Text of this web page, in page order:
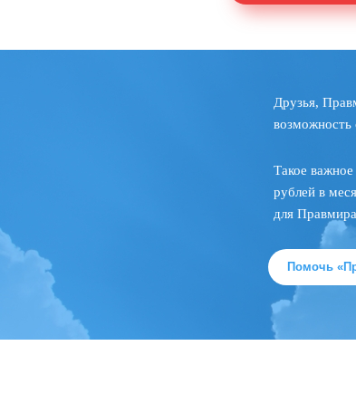
Друзья,
возможность
Такое
рублей в
для
Помочь